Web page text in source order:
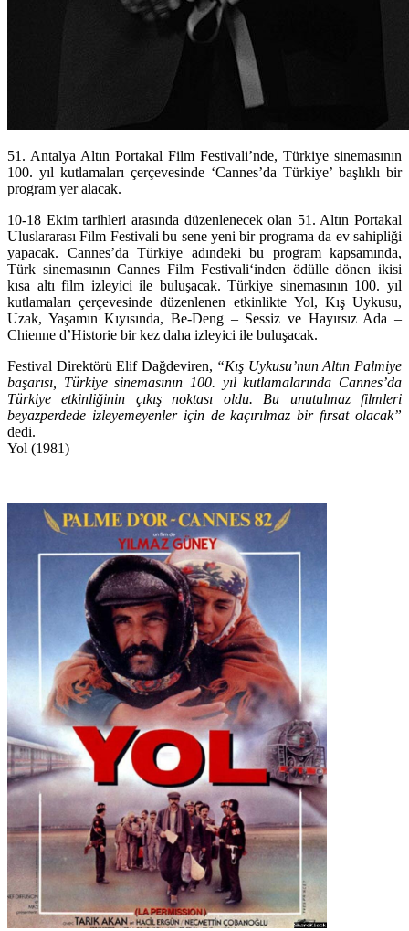
51. Antalya Altın Portakal Film Festivali’nde, Türkiye sinemasının
100. yıl kutlamaları çerçevesinde ‘Cannes’da Türkiye’ başlıklı bir
program yer alacak.
10-18 Ekim tarihleri arasında düzenlenecek olan 51. Altın Portakal
Uluslararası Film Festivali bu sene yeni bir programa da ev sahipliği
yapacak. Cannes’da Türkiye adındeki bu program kapsamında,
Türk sinemasınınCannes Film Festivali‘inden ödülle dönen ikisi
kısa altı film izleyici ile buluşacak. Türkiye sinemasının 100. yıl
kutlamaları çerçevesinde düzenlenen etkinlikte Yol, Kış Uykusu,
Uzak, Yaşamın Kıyısında, Be-Deng – Sessiz ve Hayırsız Ada –
Chienne d’Historie bir kez daha izleyici ile buluşacak.
Festival DirektörüElif Dağdeviren, “Kış Uykusu’nun Altın Palmiye
başarısı, Türkiye sinemasının 100. yıl kutlamalarında Cannes’da
Türkiye etkinliğinin çıkış noktası oldu. Bu unutulmaz filmleri
beyazperdede izleyemeyenler için de kaçırılmaz bir fırsat olacak”
dedi.
Yol (1981)